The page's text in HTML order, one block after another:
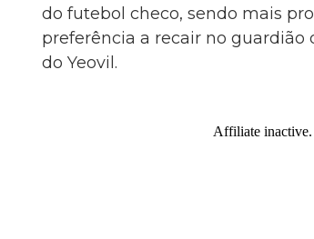
do futebol checo, sendo mais
preferência a recair no guardião
do Yeovil.